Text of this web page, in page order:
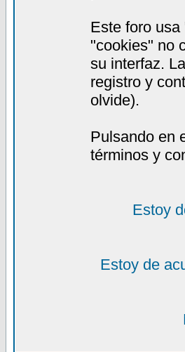
Este foro
"cookies" no
su interfaz.
registro y
olvide).
Pulsando en
términos y
Estoy
Estoy de